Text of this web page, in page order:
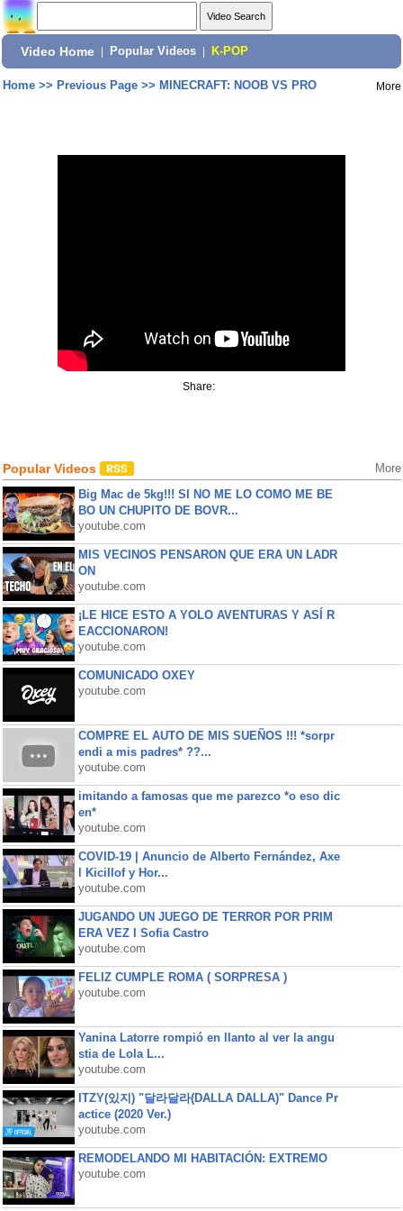
Video Home Popular Videos K-POP
Home>> Previous Page>> MINECRAFT: NOOB VS PRO More
Share:
Popular Videos More
Big Mac de 5kg!!! SI NO ME LO COMO ME BE
BO UN CHUPITO DE BOVR...
youtube.com
MIS VECINOS PENSARON QUE ERA UN LADR
ON
youtube.com
¡LE HICE ESTO A YOLO AVENTURAS Y ASÍ R
EACCIONARON!
youtube.com
COMUNICADO OXEY
youtube.com
COMPRE EL AUTO DE MIS SUEÑOS !!! *sorpr
endi a mis padres* ??...
youtube.com
imitando a famosas que me parezco *o eso dic
en*
youtube.com
COVID-19 | Anuncio de Alberto Fernández, Axe
l Kicillof y Hor...
youtube.com
JUGANDO UN JUEGO DE TERROR POR PRIM
ERA VEZ l Sofia Castro
youtube.com
FELIZ CUMPLE ROMA ( SORPRESA )
youtube.com
Yanina Latorre rompió en llanto al ver la angu
stia de Lola L...
youtube.com
ITZY(있지) "달라달라(DALLA DALLA)" Dance Pr
actice (2020 Ver.)
youtube.com
REMODELANDO MI HABITACIÓN: EXTREMO
youtube.com